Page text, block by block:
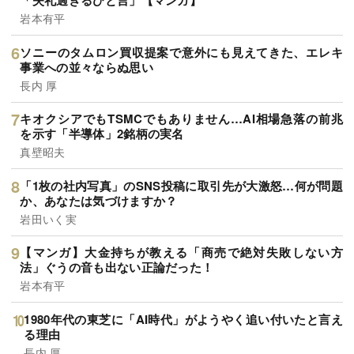
岩本有平
ソニーのタムロン買収提案で意外にも見えてきた、エレキ
事業への並々ならぬ思い
長内 厚
キオクシアでもTSMCでもありません…AI相場急落の前兆
を示す「半導体」2銘柄の実名
真壁昭夫
「1枚の社内写真」のSNS投稿に取引先が大激怒…何が問題
か、あなたは気づけますか？
岩田いく実
【マンガ】大金持ちが教える「商売で絶対失敗しない方
法」ぐうの音も出ない正論だった！
岩本有平
1980年代の東芝に「AI時代」がようやく追い付いたと言え
る理由